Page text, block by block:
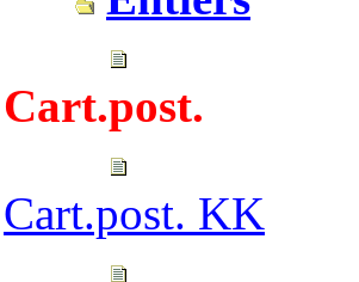
Cart.post.
Cart.post. KK